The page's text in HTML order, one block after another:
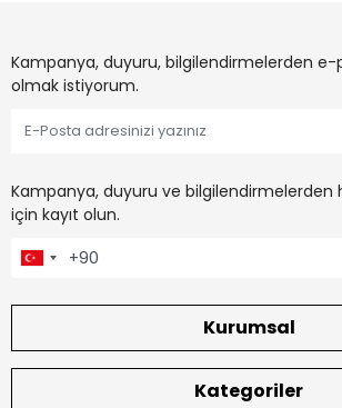
Kampanya, duyuru, bilgilendirmelerden
olmak istiyorum.
Kampanya, duyuru ve bilgilendirmelerden
için kayıt olun.
Kurumsal
Kategoriler